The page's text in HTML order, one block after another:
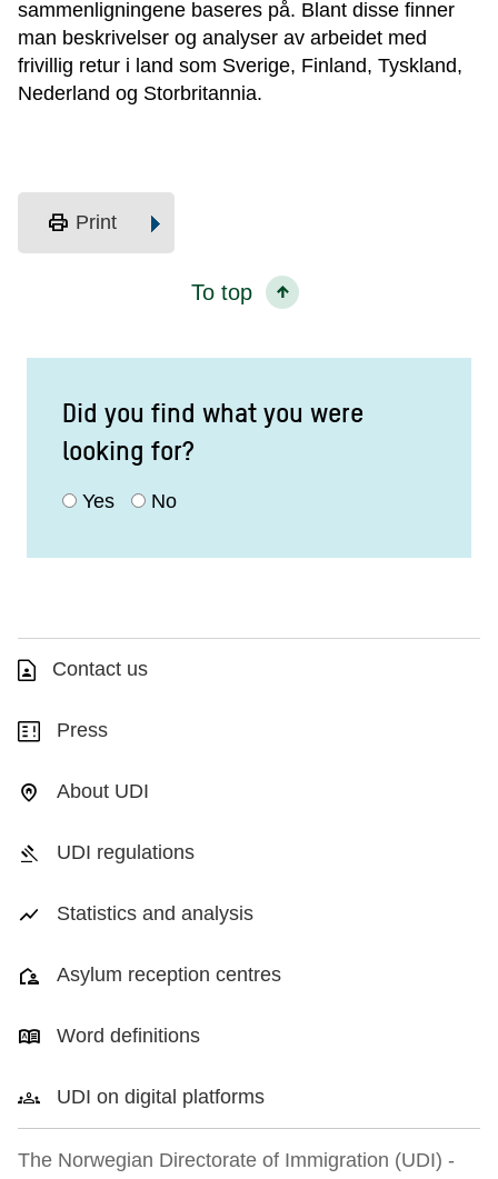
sammenligningene baseres på. Blant disse finner
man beskrivelser og analyser av arbeidet med
frivillig retur i land som Sverige, Finland, Tyskland,
Nederland og Storbritannia.
print Print
To top
Did you find what you were
looking for?
Yes No
Contact us
Press
About UDI
UDI regulations
Statistics and analysis
Asylum reception centres
Word definitions
UDI on digital platforms
The Norwegian Directorate of Immigration (UDI) -